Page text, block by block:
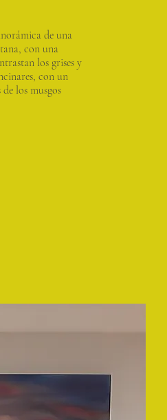
de una
con una
los grises y
con un
los musgos